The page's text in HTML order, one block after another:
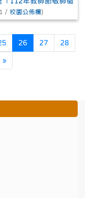
/ 校園公佈欄 )
26(目前頁次)
27 28
頁
»最後頁